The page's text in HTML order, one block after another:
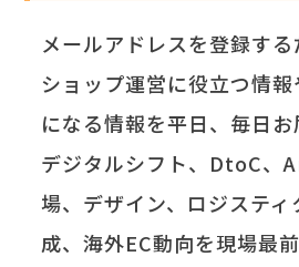
メールアドレスを登録す
ショップ運営に役立つ情
になる情報を平日、毎日お
デジタルシフト、DtoC、
場、デザイン、ロジスティ
成、海外EC動向を現場最